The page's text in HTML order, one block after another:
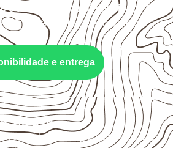
e à estabilidade dimensional . A
conforme a ficha técnica e
e entrega
de uso
considerando aplicação, apoios,